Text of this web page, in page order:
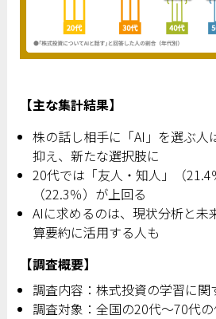
【主な集計結果】
株の話し相手に「AI」を選ぶ人
抑え、新たな選択肢に
20代では「友人・知人」（21.4
（22.3％）が上回る
AIに求めるのは、現状分析と未
算要約に活用する人も
【調査概要】
調査内容：株式投資の学習に
調査対象：全国の20代〜70代